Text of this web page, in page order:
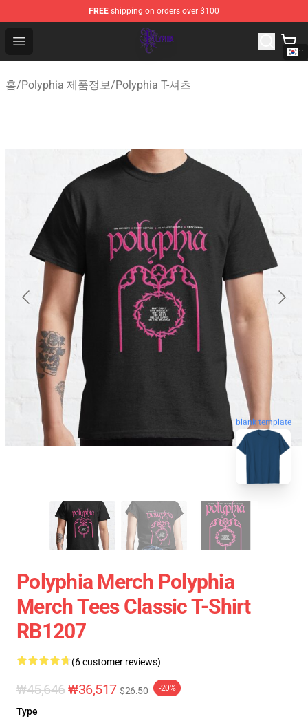
FREE shipping on orders over $100
Open menu
Polyphia Shop - Official Polyphia Merchandise Store
홈/Polyphia 제품정보/Polyphia T-셔츠
blank template
Polyphia Merch Polyphia
Merch Tees Classic T-Shirt
RB1207
(6 customer reviews)
₩45,646₩36,517 $26.50 -20%
Type